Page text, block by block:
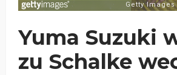
Yuma Suzuki
zu Schalke